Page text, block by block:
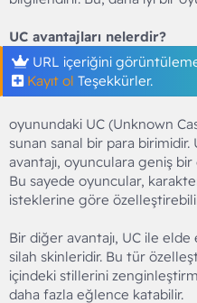
UC avantajları nelerdir?
URL içeriğini
Kayıt ol Teşekkürler.
oyunundaki UC (Unknown
sunan sanal bir para birimidir.
avantajı, oyunculara geniş bir
Bu sayede oyuncular,
isteklerine göre
Bir diğer avantajı, UC ile
silah skinleridir. Bu tür
içindeki stillerini
daha fazla eğlence katabilir.